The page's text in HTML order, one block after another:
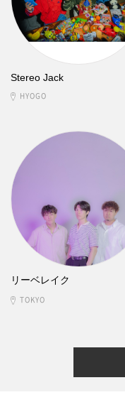
Stereo Jack
HYOGO
リーベレイク
TOKYO